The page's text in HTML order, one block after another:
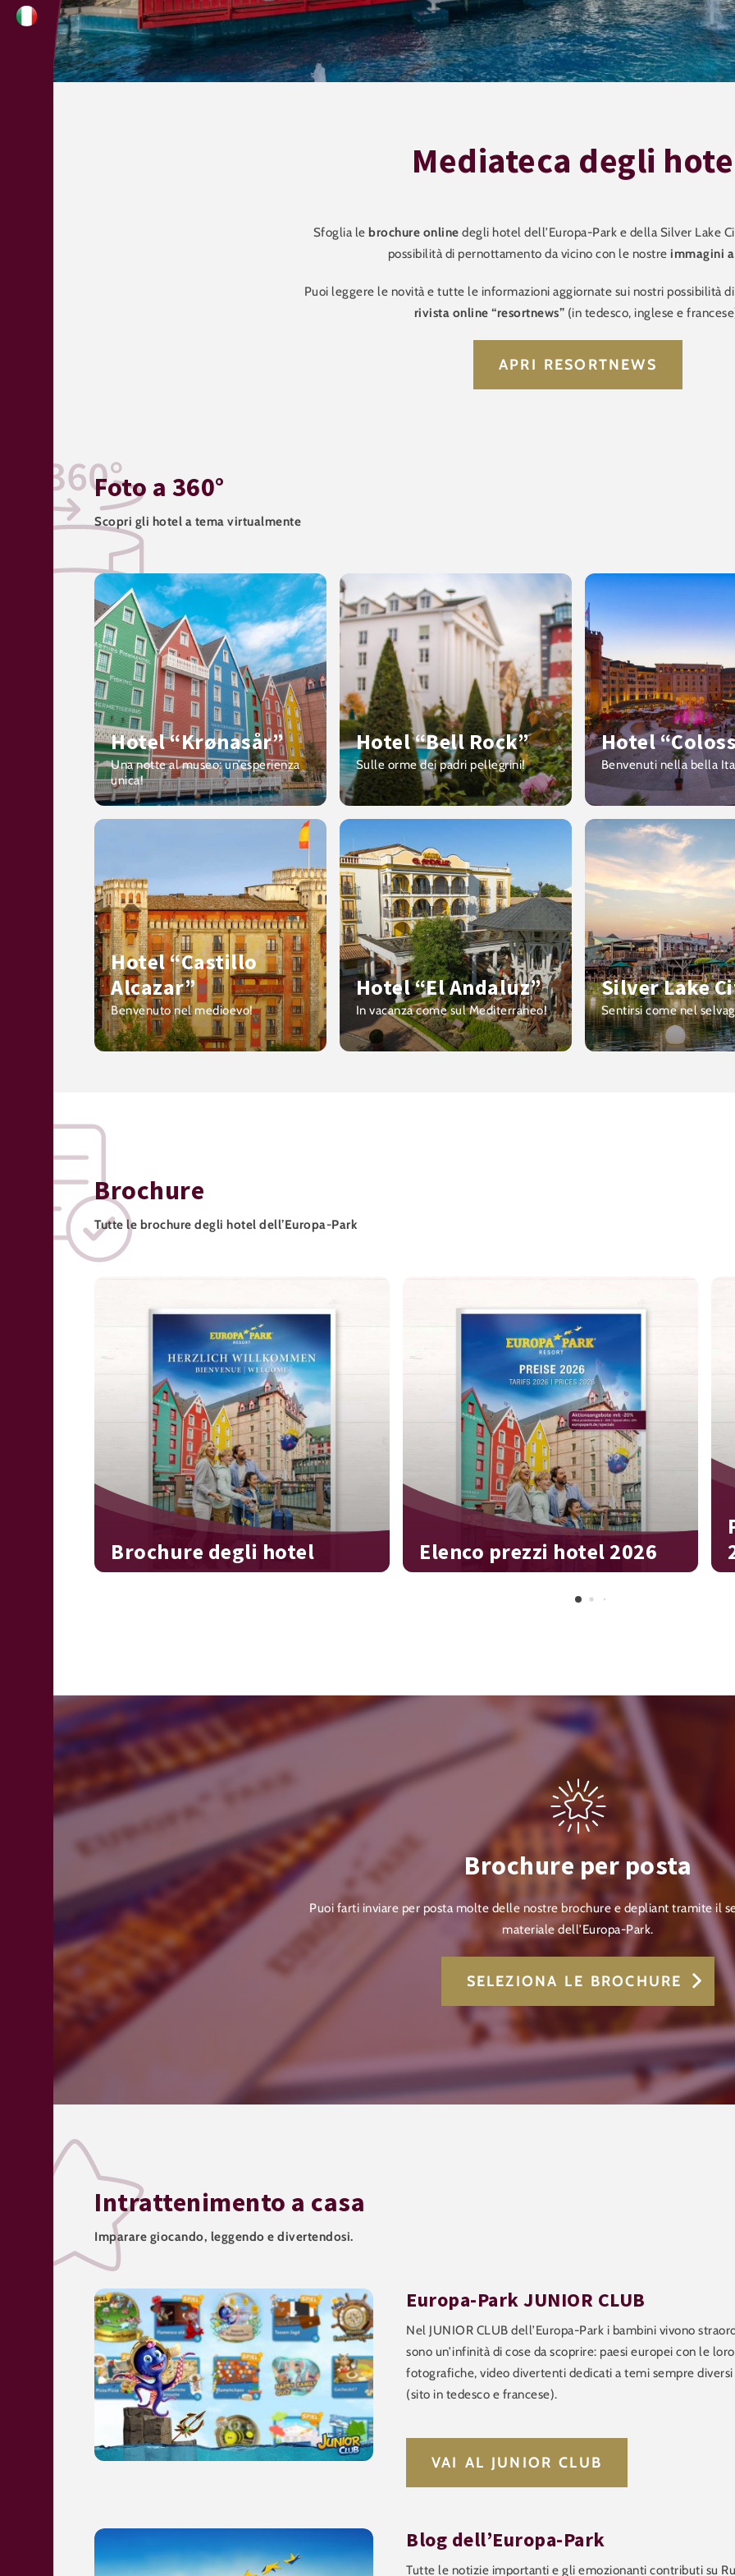
Mediateca degli
Sfoglia lebrochure online degli hotel dell’Europa-Park e della Silver Lake
possibilità di pernottamento da vicino con le nostre immagini
Puoi leggere le novità e tutte le informazioni aggiornate sui nostri possibilità
rivista online “resortnews” (in tedesco, inglese e
APRI RESORTNEWS
Foto a 360°
Scopri gli hotel a tema virtualmente
Hotel “Krønasår”
Una notte al museo: un’esperienza
unica!
Hotel “Bell Rock”
Sulle orme dei padri pellegrini!
Hotel
Benvenuti nella bella
Hotel “Castillo
Alcazar”
Benvenuto nel medioevo!
Hotel “El Andaluz”
In vacanza come sul Mediterraneo!
Silver Lake
Sentirsi come nel
Brochure
Tutte le brochure degli hotel dell’Europa-Park
Brochure degli hotel Elenco prezzi hotel 2026
Brochure per posta
Puoi farti inviare per posta molte delle nostre brochure e depliant tramite il
materiale dell’Europa-Park.
SELEZIONA LE BROCHURE
Intrattenimento a casa
Imparare giocando, leggendo e divertendosi.
Europa-Park JUNIOR CLUB
Nel JUNIOR CLUB dell’Europa-Park i bambini vivono
sono un’infinità di cose da scoprire: paesi europei con le
fotografiche, video divertenti dedicati a temi sempre
(sito in tedesco e francese).
VAI AL JUNIOR CLUB
Blog dell’Europa-Park
Tutte le notizie importanti e gli emozionanti contributi su